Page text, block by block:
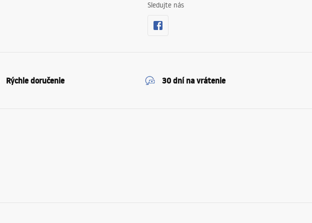
Sledujte nás
Rýchle doručenie 30 dní na vrátenie